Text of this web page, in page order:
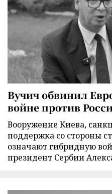
Вучич обвинил
войне против
Вооружение Киева,
поддержка со стороны
означают гибридную
президент Сербии